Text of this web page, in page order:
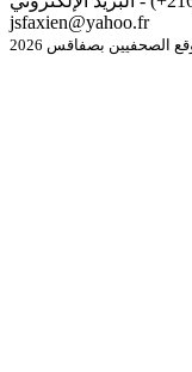
jsfaxien@yahoo.fr
بصفاقس 2026